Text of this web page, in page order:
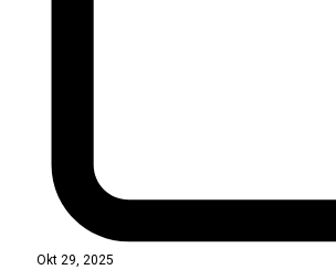
Okt 29, 2025